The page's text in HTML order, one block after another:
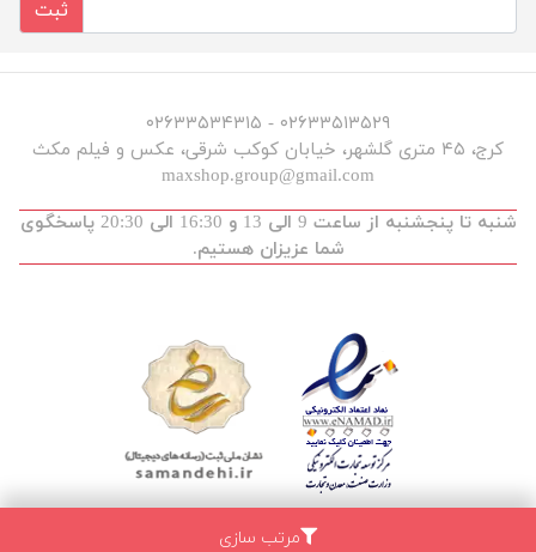
مرتب سازی
ثبت
۰۲۶۳۳۵۱۳۵۲۹ - ۰۲۶۳۳۵۳۴۳۱۵
کرج، ۴۵ متری گلشهر، خیابان کوکب شرقی، عکس و فیلم مکث
maxshop.group@gmail.com
شنبه تا پنجشنبه از ساعت 9 الی 13 و 16:30 الی 20:30 پاسخگوی
شما عزیزان هستیم.
توسعه و طراحی :maxdev